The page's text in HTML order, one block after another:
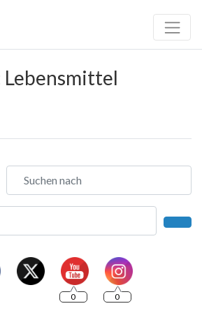
Lebensmittel
Suchen nach
0 0